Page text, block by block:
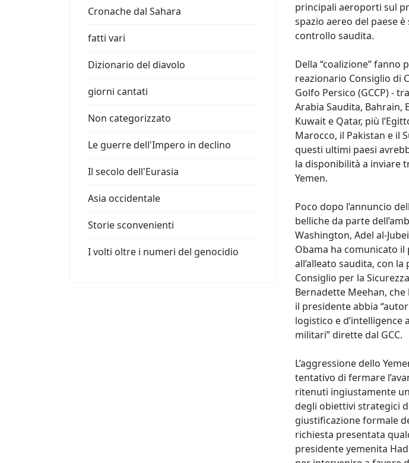
Cronache dal Sahara
fatti vari
Dizionario del diavolo
giorni cantati
Non categorizzato
Le guerre dell'Impero in declino
Il secolo dell'Eurasia
Asia occidentale
Storie sconvenienti
I volti oltre i numeri del genocidio
principali aeroporti sul
spazio aereo del paese
controllo saudita.
Della “coalizione” fanno
reazionario Consiglio di
Golfo Persico (GCCP) -
Arabia Saudita, Bahrain,
Kuwait e Qatar, più
Marocco, il Pakistan e il
questi ultimi paesi
la disponibilità a inviare
Yemen.
Poco dopo l’annuncio
belliche da parte
Washington, Adel al-
Obama ha comunicato
all’alleato saudita, con la
Consiglio per la
Bernadette Meehan,
il presidente abbia
logistico e d’intelligence
militari” dirette dal GCC.
L’aggressione dello
tentativo di fermare
ritenuti ingiustamente
degli obiettivi strategici
giustificazione formale
richiesta presentata
presidente yemenita